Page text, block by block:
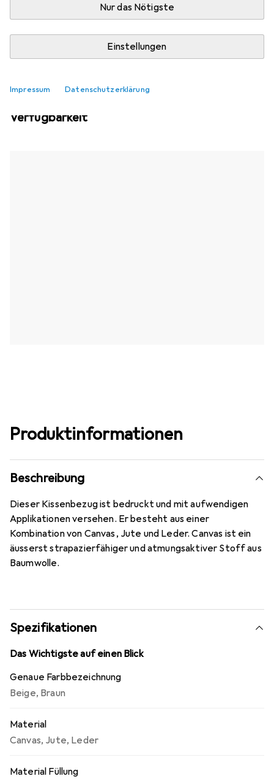
Nur das Nötigste
Einstellungen
Impressum Datenschutzerklärung
Verfügbarkeit
Produktinformationen
Beschreibung
Dieser Kissenbezug ist bedruckt und mit aufwendigen
Applikationen versehen. Er besteht aus einer
Kombination von Canvas, Jute und Leder. Canvas ist ein
äusserst strapazierfähiger und atmungsaktiver Stoff aus
Baumwolle.
Spezifikationen
Das Wichtigste auf einen Blick
Genaue Farbbezeichnung
Beige, Braun
Material
Canvas, Jute, Leder
Material Füllung